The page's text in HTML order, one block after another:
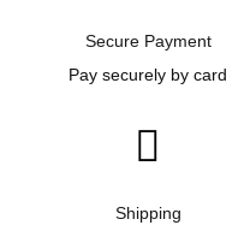
Secure Payment
Pay securely by card

Shipping